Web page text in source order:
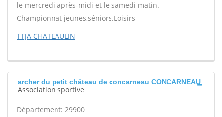
le mercredi après-midi et le samedi matin.
Championnat jeunes,séniors.Loisirs
TTJA CHATEAULIN
archer du petit château de concarneau CONCARNEAU
Association sportive
Département: 29900